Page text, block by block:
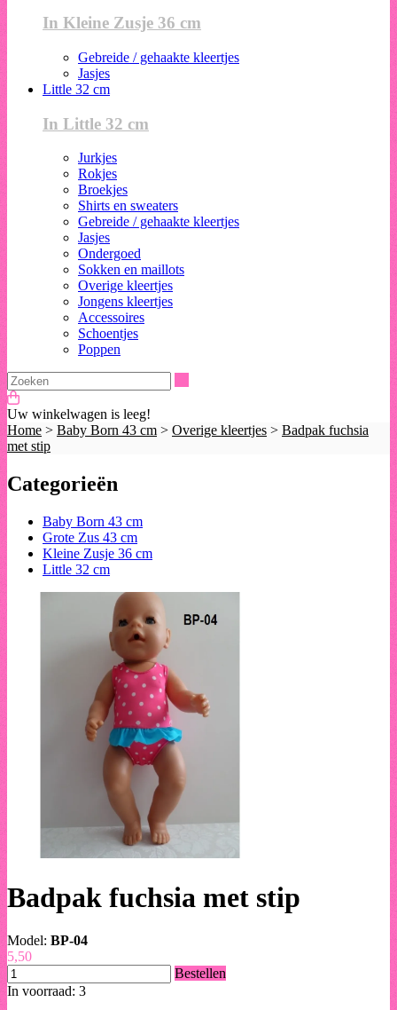
In Kleine Zusje 36 cm
Gebreide / gehaakte kleertjes
Jasjes
Little 32 cm
In Little 32 cm
Jurkjes
Rokjes
Broekjes
Shirts en sweaters
Gebreide / gehaakte kleertjes
Jasjes
Ondergoed
Sokken en maillots
Overige kleertjes
Jongens kleertjes
Accessoires
Schoentjes
Poppen
Uw winkelwagen is leeg!
Home > Baby Born 43 cm > Overige kleertjes > Badpak fuchsia
met stip
Categorieën
Baby Born 43 cm
Grote Zus 43 cm
Kleine Zusje 36 cm
Little 32 cm
Badpak fuchsia met stip
Model: BP-04
5,50
Bestellen
In voorraad: 3